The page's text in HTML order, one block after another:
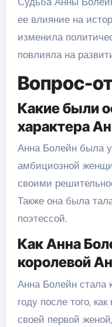
ее влияние на
изменила
повлияла на
Вопрос-
Какие были
характера
Анна Болейн была
амбициозной
своими
Также она была
поэтессой.
Как Анна
королевой
Анна Болейн стала
году после того,
своей первой